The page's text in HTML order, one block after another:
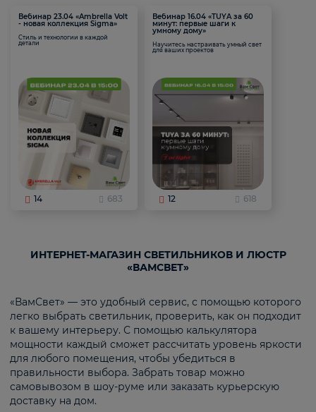
Вебинар 23.04 «Ambrella Volt
- новая коллекция Sigma»
Стиль и технологии в каждой
детали
14 683
Вебинар 16.04 «TUYA за 60
минут: первые шаги к
умному дому»
Научитесь настраивать умный свет
для ваших проектов
12 618
ИНТЕРНЕТ-МАГАЗИН СВЕТИЛЬНИКОВ И ЛЮСТР
«ВАМСВЕТ»
«ВамСвет» — это удобный сервис, с помощью которого
легко выбрать светильник, проверить, как он подходит
к вашему интерьеру. С помощью калькулятора
мощности каждый сможет рассчитать уровень яркости
для любого помещения, чтобы убедиться в
правильности выбора. Забрать товар можно
самовывозом в шоу-руме или заказать курьерскую
доставку на дом.